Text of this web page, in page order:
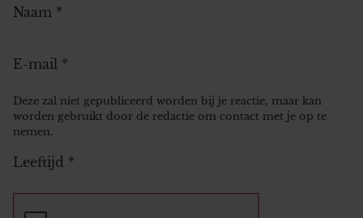
Naam *
E-mail *
Deze zal niet gepubliceerd worden bij je reactie, maar kan
worden gebruikt door de redactie om contact met je op te
nemen.
Leeftijd *